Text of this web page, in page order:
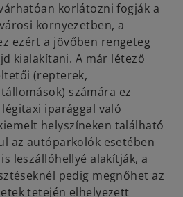
korlátozni fogják a
környezetben, a
ezért a jövőben rengeteg
kialakítani. A már létező
(repterek,
számára ez
iparággal való
helyszíneken található
az autóparkolók esetében
leszállóhellyé alakítják, a
pedig megnőhet az
tetején elhelyezett